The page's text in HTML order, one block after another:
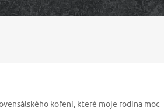
koření, které moje rodina moc